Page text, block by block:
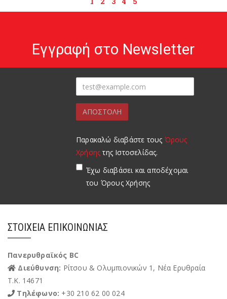
Εγγραφή στο Newsletter
Παρακαλώ διαβάστε τους Όρους
Χρήσης της Ιστοσελίδας.
Έχω διαβάσει και αποδέχομαι
του Όρους Χρήσης
ΣΤΟΙΧΕΊΑ ΕΠΙΚΟΙΝΩΝΊΑΣ
Πανερυθραϊκός BC
Διεύθυνση: Ρίτσου & Ολυμπιονικών 1, Νέα Ερυθραία
Τ.Κ. 14671
Τηλέφωνο: +30 210 62 00 024